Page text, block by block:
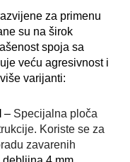
za primenu
su na širok
spoja sa
veću agresivnost i
varijanti:
– Specijalna ploča
Koriste se za
zavarenih